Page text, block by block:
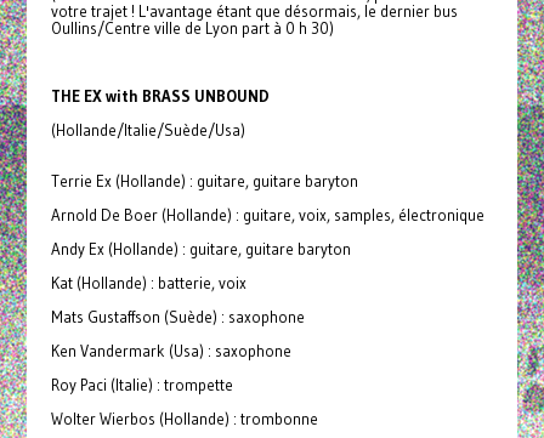
votre trajet ! L'avantage étant que désormais, le dernier bus
Oullins/Centre ville de Lyon part à 0 h 30)
THE EX with BRASS UNBOUND
(Hollande/Italie/Suède/Usa)
Terrie Ex (Hollande) : guitare, guitare baryton
Arnold De Boer (Hollande) : guitare, voix, samples, électronique
Andy Ex (Hollande) : guitare, guitare baryton
Kat (Hollande) : batterie, voix
Mats Gustaffson (Suède) : saxophone
Ken Vandermark (Usa) : saxophone
Roy Paci (Italie) : trompette
Wolter Wierbos (Hollande) : trombonne